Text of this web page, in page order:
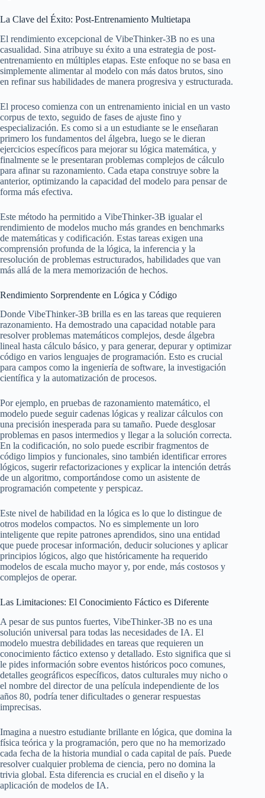
La Clave del Éxito: Post-Entrenamiento Multietapa
El rendimiento excepcional de VibeThinker-3B no es una
casualidad. Sina atribuye su éxito a una estrategia de post-
entrenamiento en múltiples etapas. Este enfoque no se basa en
simplemente alimentar al modelo con más datos brutos, sino
en refinar sus habilidades de manera progresiva y estructurada.
El proceso comienza con un entrenamiento inicial en un vasto
corpus de texto, seguido de fases de ajuste fino y
especialización. Es como si a un estudiante se le enseñaran
primero los fundamentos del álgebra, luego se le dieran
ejercicios específicos para mejorar su lógica matemática, y
finalmente se le presentaran problemas complejos de cálculo
para afinar su razonamiento. Cada etapa construye sobre la
anterior, optimizando la capacidad del modelo para pensar de
forma más efectiva.
Este método ha permitido a VibeThinker-3B igualar el
rendimiento de modelos mucho más grandes en benchmarks
de matemáticas y codificación. Estas tareas exigen una
comprensión profunda de la lógica, la inferencia y la
resolución de problemas estructurados, habilidades que van
más allá de la mera memorización de hechos.
Rendimiento Sorprendente en Lógica y Código
Donde VibeThinker-3B brilla es en las tareas que requieren
razonamiento. Ha demostrado una capacidad notable para
resolver problemas matemáticos complejos, desde álgebra
lineal hasta cálculo básico, y para generar, depurar y optimizar
código en varios lenguajes de programación. Esto es crucial
para campos como la ingeniería de software, la investigación
científica y la automatización de procesos.
Por ejemplo, en pruebas de razonamiento matemático, el
modelo puede seguir cadenas lógicas y realizar cálculos con
una precisión inesperada para su tamaño. Puede desglosar
problemas en pasos intermedios y llegar a la solución correcta.
En la codificación, no solo puede escribir fragmentos de
código limpios y funcionales, sino también identificar errores
lógicos, sugerir refactorizaciones y explicar la intención detrás
de un algoritmo, comportándose como un asistente de
programación competente y perspicaz.
Este nivel de habilidad en la lógica es lo que lo distingue de
otros modelos compactos. No es simplemente un loro
inteligente que repite patrones aprendidos, sino una entidad
que puede procesar información, deducir soluciones y aplicar
principios lógicos, algo que históricamente ha requerido
modelos de escala mucho mayor y, por ende, más costosos y
complejos de operar.
Las Limitaciones: El Conocimiento Fáctico es Diferente
A pesar de sus puntos fuertes, VibeThinker-3B no es una
solución universal para todas las necesidades de IA. El
modelo muestra debilidades en tareas que requieren un
conocimiento fáctico extenso y detallado. Esto significa que si
le pides información sobre eventos históricos poco comunes,
detalles geográficos específicos, datos culturales muy nicho o
el nombre del director de una película independiente de los
años 80, podría tener dificultades o generar respuestas
imprecisas.
Imagina a nuestro estudiante brillante en lógica, que domina la
física teórica y la programación, pero que no ha memorizado
cada fecha de la historia mundial o cada capital de país. Puede
resolver cualquier problema de ciencia, pero no domina la
trivia global. Esta diferencia es crucial en el diseño y la
aplicación de modelos de IA.